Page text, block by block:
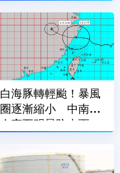
白海豚轉輕颱！暴風
圈逐漸縮小 中南部
今夜至明晨防大雨